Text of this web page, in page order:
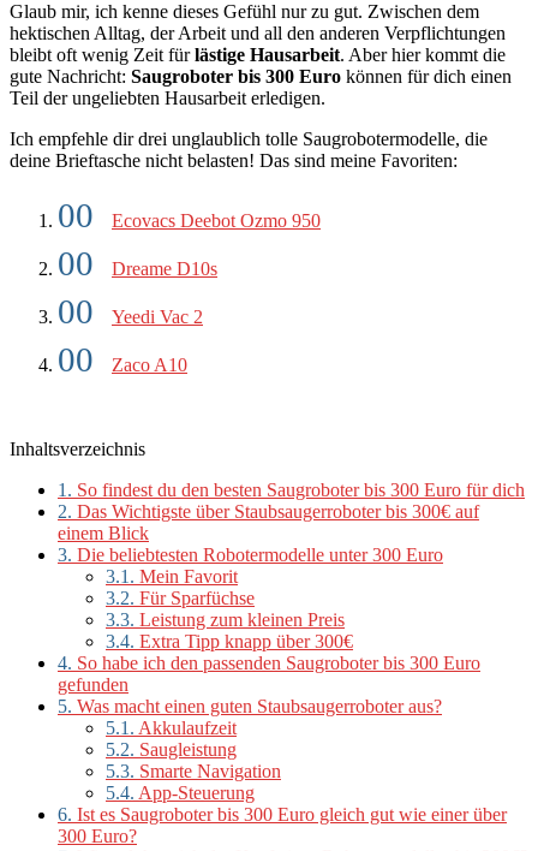
Glaub mir, ich kenne dieses Gefühl nur zu gut. Zwischen dem
hektischen Alltag, der Arbeit und all den anderen Verpflichtungen
bleibt oft wenig Zeit fürlästige Hausarbeit. Aber hier kommt die
gute Nachricht: Saugroboter bis 300 Euro können für dich einen
Teil der ungeliebten Hausarbeit erledigen.
Ich empfehle dir drei unglaublich tolle Saugrobotermodelle, die
deine Brieftasche nicht belasten! Das sind meine Favoriten:
Ecovacs Deebot Ozmo 950
Dreame D10s
Yeedi Vac 2
Zaco A10
Inhaltsverzeichnis
1. So findest du den besten Saugroboter bis 300 Euro für dich
2. Das Wichtigste über Staubsaugerroboter bis 300€ auf
einem Blick
3. Die beliebtesten Robotermodelle unter 300 Euro
3.1. Mein Favorit
3.2. Für Sparfüchse
3.3. Leistung zum kleinen Preis
3.4. Extra Tipp knapp über 300€
4. So habe ich den passenden Saugroboter bis 300 Euro
gefunden
5. Was macht einen guten Staubsaugerroboter aus?
5.1. Akkulaufzeit
5.2. Saugleistung
5.3. Smarte Navigation
5.4. App-Steuerung
6. Ist es Saugroboter bis 300 Euro gleich gut wie einer über
300 Euro?